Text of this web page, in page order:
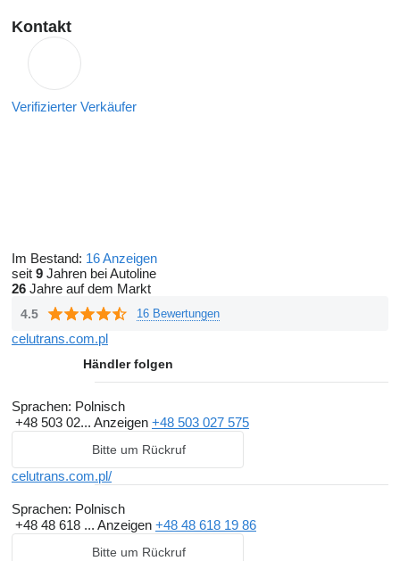
Kontakt
Verifizierter Verkäufer
Im Bestand: 16 Anzeigen
seit 9 Jahren bei Autoline
26 Jahre auf dem Markt
4.5 16 Bewertungen
celutrans.com.pl
Händler folgen
Sprachen: Polnisch
+48 503 02... Anzeigen +48 503 027 575
Bitte um Rückruf
celutrans.com.pl/
Sprachen: Polnisch
+48 48 618 ... Anzeigen +48 48 618 19 86
Bitte um Rückruf